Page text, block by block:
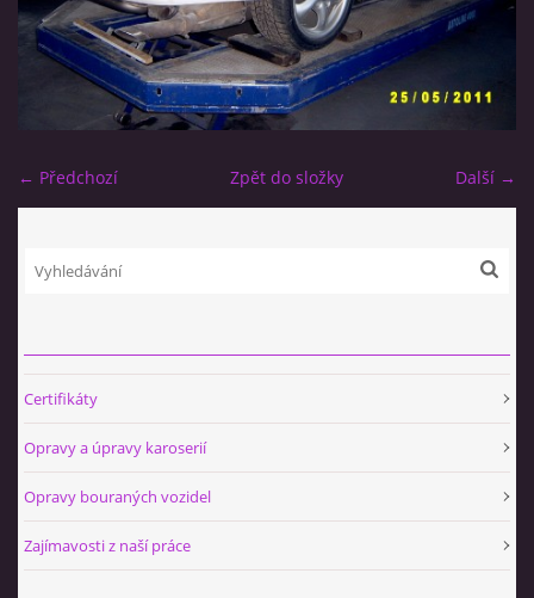
© 2026 eStránky.cz
← Předchozí Další →
Zpět do složky
Certifikáty
Opravy a úpravy karoserií
Opravy bouraných vozidel
Zajímavosti z naší práce